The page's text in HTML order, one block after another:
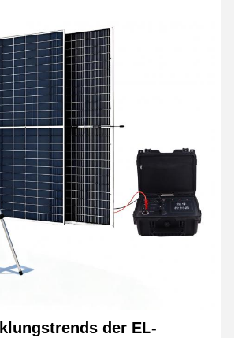
der EL-